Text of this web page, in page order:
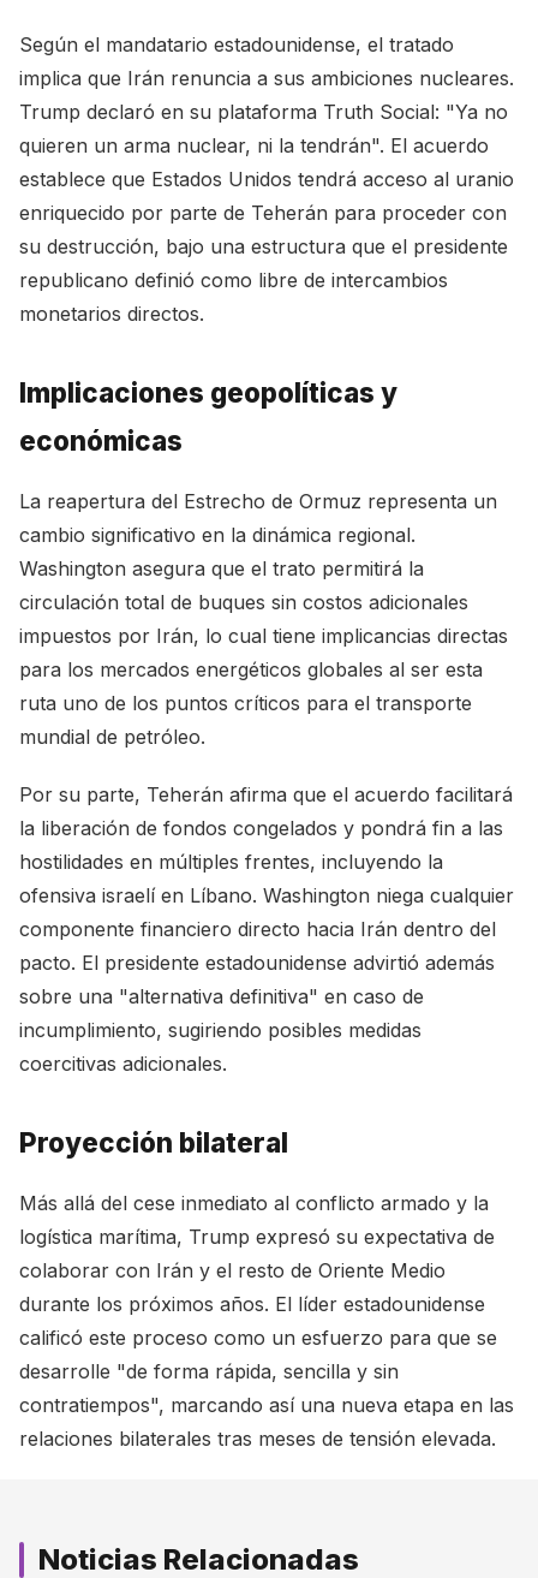
Según el mandatario estadounidense, el tratado
implica que Irán renuncia a sus ambiciones nucleares.
Trump declaró en su plataforma Truth Social: "Ya no
quieren un arma nuclear, ni la tendrán". El acuerdo
establece que Estados Unidos tendrá acceso al uranio
enriquecido por parte de Teherán para proceder con
su destrucción, bajo una estructura que el presidente
republicano definió como libre de intercambios
monetarios directos.
Implicaciones geopolíticas y
económicas
La reapertura del Estrecho de Ormuz representa un
cambio significativo en la dinámica regional.
Washington asegura que el trato permitirá la
circulación total de buques sin costos adicionales
impuestos por Irán, lo cual tiene implicancias directas
para los mercados energéticos globales al ser esta
ruta uno de los puntos críticos para el transporte
mundial de petróleo.
Por su parte, Teherán afirma que el acuerdo facilitará
la liberación de fondos congelados y pondrá fin a las
hostilidades en múltiples frentes, incluyendo la
ofensiva israelí en Líbano. Washington niega cualquier
componente financiero directo hacia Irán dentro del
pacto. El presidente estadounidense advirtió además
sobre una "alternativa definitiva" en caso de
incumplimiento, sugiriendo posibles medidas
coercitivas adicionales.
Proyección bilateral
Más allá del cese inmediato al conflicto armado y la
logística marítima, Trump expresó su expectativa de
colaborar con Irán y el resto de Oriente Medio
durante los próximos años. El líder estadounidense
calificó este proceso como un esfuerzo para que se
desarrolle "de forma rápida, sencilla y sin
contratiempos", marcando así una nueva etapa en las
relaciones bilaterales tras meses de tensión elevada.
Noticias Relacionadas